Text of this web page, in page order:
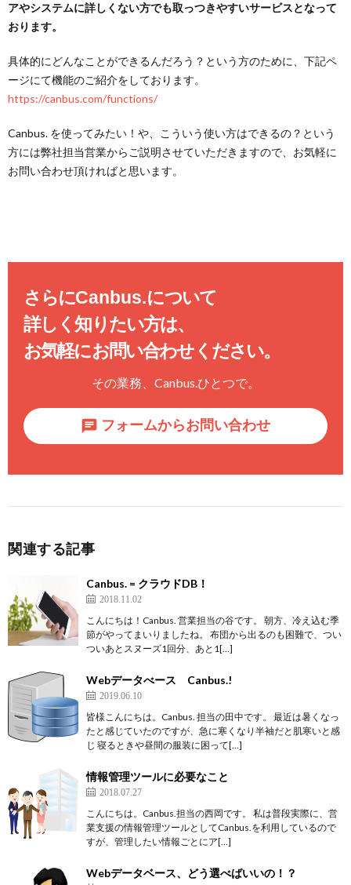
アやシステムに詳しくない方でも取っつきやすいサービスとなって
おります。
具体的にどんなことができるんだろう？という方のために、下記ペ
ージにて機能のご紹介をしております。
https://canbus.com/functions/
Canbus. を使ってみたい！や、こういう使い方はできるの？という
方には弊社担当営業からご説明させていただきますので、お気軽に
お問い合わせ頂ければと思います。
さらにCanbus.について
詳しく知りたい方は、
お気軽にお問い合わせください。
その業務、 Canbus.ひとつで。
フォームからお問い合わせ
関連する記事
Canbus. = クラウドDB！
2018.11.02
こんにちは！Canbus. 営業担当の谷です。 朝方、冷え込む季
節がやってまいりましたね。 布団から出るのも困難で、つい
ついあとスヌーズ1回分、あと1[…]
Webデータべース Canbus.!
2019.06.10
皆様こんにちは。Canbus. 担当の田中です。 最近は暑くなっ
たと感じていたのですが、急に寒くなり半袖だと肌寒いと感
じ 寝るときや昼間の服装に困って[…]
情報管理ツールに必要なこと
2018.07.27
こんにちは。Canbus.担当の西岡です。 私は普段実際に、営
業支援の情報管理ツールとしてCanbus.を利用しているので
すが、管理したい情報ごとにア[…]
Webデータベース、どう選べばいいの！？